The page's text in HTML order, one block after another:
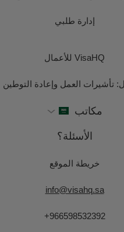
إدارة طلبي
VisaHQ للأعمال
تأشيرات العمل وإعادة التوطين
مكاتب
الأسئلة؟
خريطة الموقع
info@visahq.sa
+966598532392